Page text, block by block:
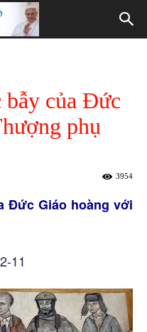
bẫy của Đức
phụ
3954
Đức Giáo hoàng với
11